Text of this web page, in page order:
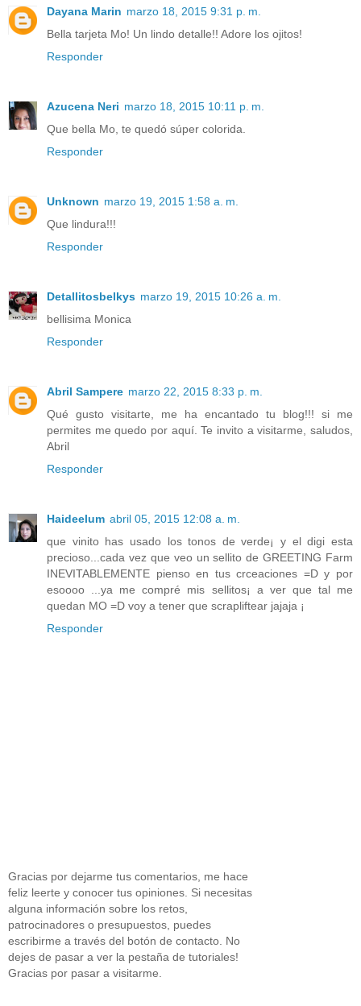
Dayana Marin marzo 18, 2015 9:31 p. m.
Bella tarjeta Mo! Un lindo detalle!! Adore los ojitos!
Responder
Azucena Neri marzo 18, 2015 10:11 p. m.
Que bella Mo, te quedó súper colorida.
Responder
Unknown marzo 19, 2015 1:58 a. m.
Que lindura!!!
Responder
Detallitosbelkys marzo 19, 2015 10:26 a. m.
bellisima Monica
Responder
Abril Sampere marzo 22, 2015 8:33 p. m.
Qué gusto visitarte, me ha encantado tu blog!!! si me
permites me quedo por aquí. Te invito a visitarme, saludos,
Abril
Responder
Haideelum abril 05, 2015 12:08 a. m.
que vinito has usado los tonos de verde¡ y el digi esta
precioso...cada vez que veo un sellito de GREETING Farm
INEVITABLEMENTE pienso en tus crceaciones =D y por
esoooo ...ya me compré mis sellitos¡ a ver que tal me
quedan MO =D voy a tener que scrapliftear jajaja ¡
Responder
Gracias por dejarme tus comentarios, me hace
feliz leerte y conocer tus opiniones. Si necesitas
alguna información sobre los retos,
patrocinadores o presupuestos, puedes
escribirme a través del botón de contacto. No
dejes de pasar a ver la pestaña de tutoriales!
Gracias por pasar a visitarme.